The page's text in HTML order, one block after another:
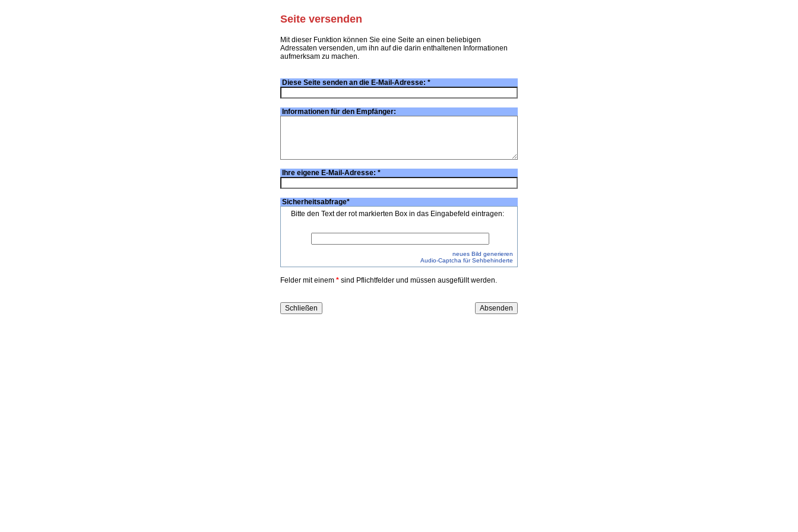
Seite versenden
Mit dieser Funktion können Sie eine Seite an einen beliebigen
Adressaten versenden, um ihn auf die darin enthaltenen Informationen
aufmerksam zu machen.
Diese Seite senden an die E-Mail-Adresse: *
Informationen für den Empfänger:
Ihre eigene E-Mail-Adresse: *
Sicherheitsabfrage*
Bitte den Text der rot markierten Box in das Eingabefeld eintragen:
neues Bild generieren
Audio-Captcha für Sehbehinderte
Felder mit einem * sind Pflichtfelder und müssen ausgefüllt werden.